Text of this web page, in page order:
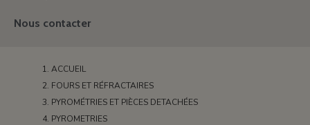
Nous contacter
ACCUEIL
FOURS ET RÉFRACTAIRES
PYROMÉTRIES ET PIÈCES DETACHÉES
PYROMETRIES